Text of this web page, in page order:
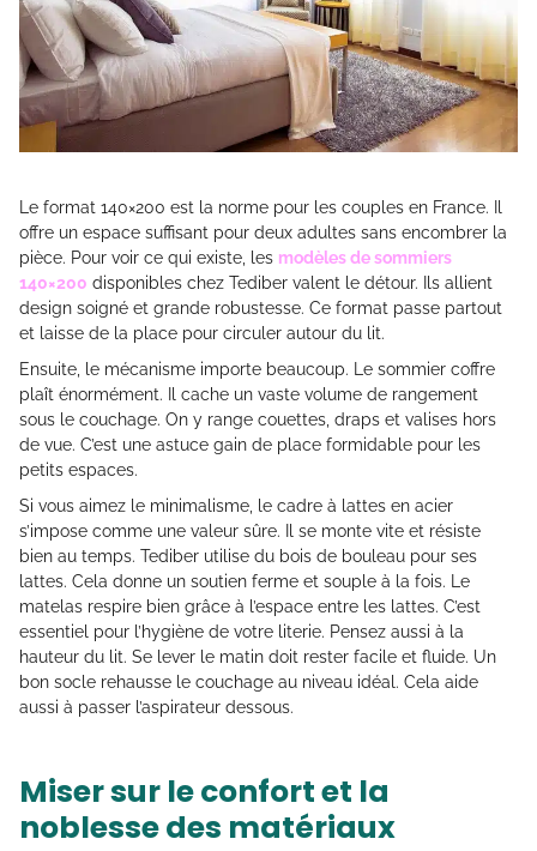
Le format 140×200 est la norme pour les couples en France. Il
offre un espace suffisant pour deux adultes sans encombrer la
pièce. Pour voir ce qui existe, les modèles de sommiers
140×200 disponibles chez Tediber valent le détour. Ils allient
design soigné et grande robustesse. Ce format passe partout
et laisse de la place pour circuler autour du lit.
Ensuite, le mécanisme importe beaucoup. Le sommier coffre
plaît énormément. Il cache un vaste volume de rangement
sous le couchage. On y range couettes, draps et valises hors
de vue. C’est une astuce gain de place formidable pour les
petits espaces.
Si vous aimez le minimalisme, le cadre à lattes en acier
s’impose comme une valeur sûre. Il se monte vite et résiste
bien au temps. Tediber utilise du bois de bouleau pour ses
lattes. Cela donne un soutien ferme et souple à la fois. Le
matelas respire bien grâce à l’espace entre les lattes. C’est
essentiel pour l’hygiène de votre literie. Pensez aussi à la
hauteur du lit. Se lever le matin doit rester facile et fluide. Un
bon socle rehausse le couchage au niveau idéal. Cela aide
aussi à passer l’aspirateur dessous.
Miser sur le confort et la
noblesse des matériaux